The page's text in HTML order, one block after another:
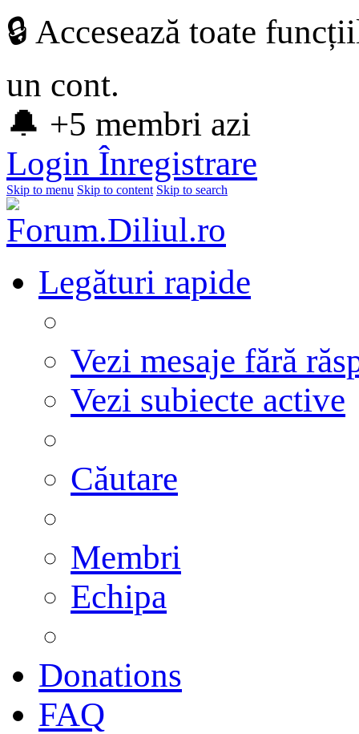
🔒 Accesează toate
un cont.
🔔 +5 membri azi
Login Înregistrare
Skip to menu Skip to content Skip to search
Legături rapide
Vezi mesaje fără
Vezi subiecte active
Căutare
Membri
Echipa
Donations
FAQ